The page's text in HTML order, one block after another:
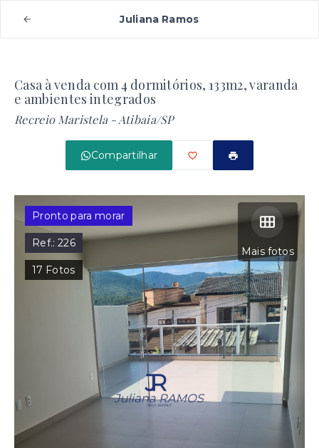
Juliana Ramos
Casa à venda com 4 dormitórios, 133m2, varanda
e ambientes integrados
Recreio Maristela - Atibaia/SP
Compartilhar
Mais fotos
Pronto para morar
Ref.:226
17 Fotos